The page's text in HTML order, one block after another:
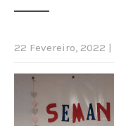
22 Fevereiro, 2022 |